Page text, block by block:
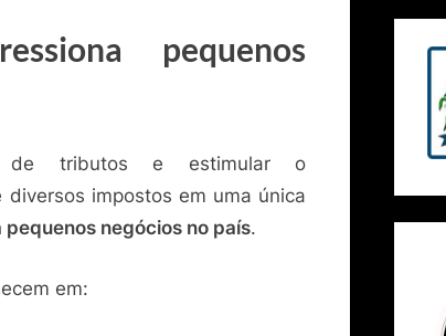
pequenos
de tributos e estimular o
diversos impostos em uma única
negócios no país.
em: